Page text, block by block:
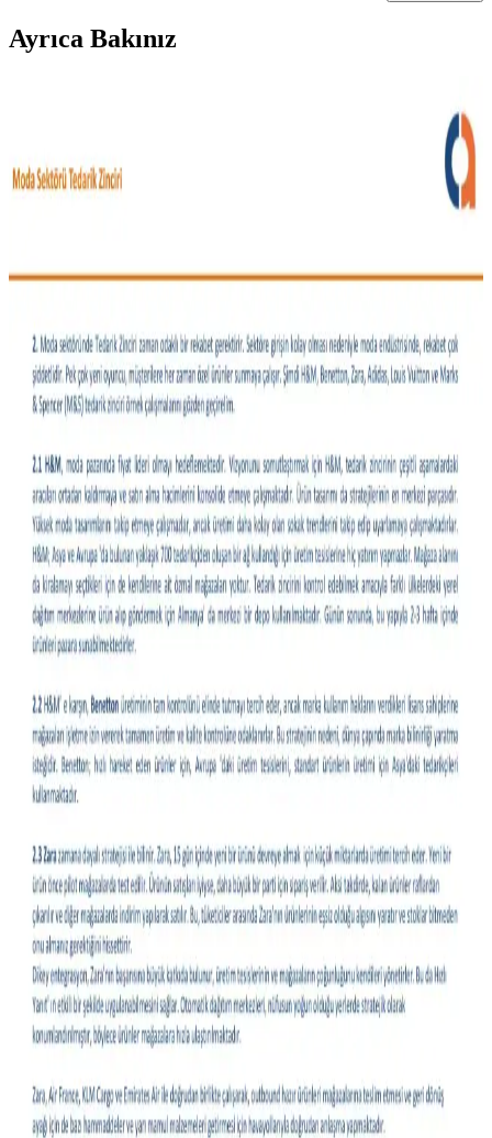
Ayrıca Bakınız
Moda Arayışında Bulunması Zor Giyim Ürünleri ve
Moda sektöründe beden uyumu, malzeme kalitesi ve tasarım
açısından aranan ancak nadiren bulunan giyim ürünleri tüketiciler
Vücut Tipine ve İhtiyaçlara Göre Günlük Stil ve
Moda seçimleri vücut tipi, bütçe ve yaşam tarzına göre değişir.
Pantolon kesimleri, iş kıyafetleri, özel gün kombinleri ve malzeme
tercihleriyle ilgili detaylı öneriler sunulmaktadır.
Gündelik Kullanım İçin Hafif Ceket Modelleri ve
Stil Önerileri
Gündelik kombinlere uygun hafif ceket modelleri, kumaş çeşitleri ve
stil önerileri detaylıca ele alınıyor. Kullanıcı deneyimleri ve marka
önerileriyle fonksiyonel ve şık seçimler sunuluyor.
Moda ve Stil Soruları: İade Süreçleri, Stil Önerileri
ve Doğal Malzeme Arayışı
Moda ve stil alanında iade süreçleri, özel etkinlik kıyafetleri, doğal
malzeme arayışı ve vücut tipine uygun giyim önerileri detaylı şekilde
Kel Erkekler İçin İş Kıyafetleriyle Uyumlu Şapka
Seçenekleri ve Kullanım İpuçları
Kel erkeklerin iş kıyafetleriyle uyumlu şapka seçimi, mevsim, ortam
ve konfor faktörleri göz önünde bulundurularak yapılmalıdır.
Kıyafetlerde Yazı Kullanımı: Moda, Anlam ve İfade
Aracı Olarak Yazılı Tasarımlar
Kıyafetlerde yazı kullanımı, sadece estetik değil, sosyal ve kişisel
mesajlar taşıyan önemli bir moda unsuru olarak öne çıkıyor.
Tasarımlar, mizah, protesto ve kültürel ifadelerle zenginleşiyor.
Slim Taper ve Geniş Paça Kot Pantolonların Vücut
Tipine ve Stile Göre Seçimi
Kot pantolon seçiminde vücut tipi, ayakkabı uyumu ve stil
önceliklidir. Slim taper ince baldırlar için idealken, geniş paça farklı
tarz ve vücut tiplerine hitap eder. Düz kesimler zamansızdır.